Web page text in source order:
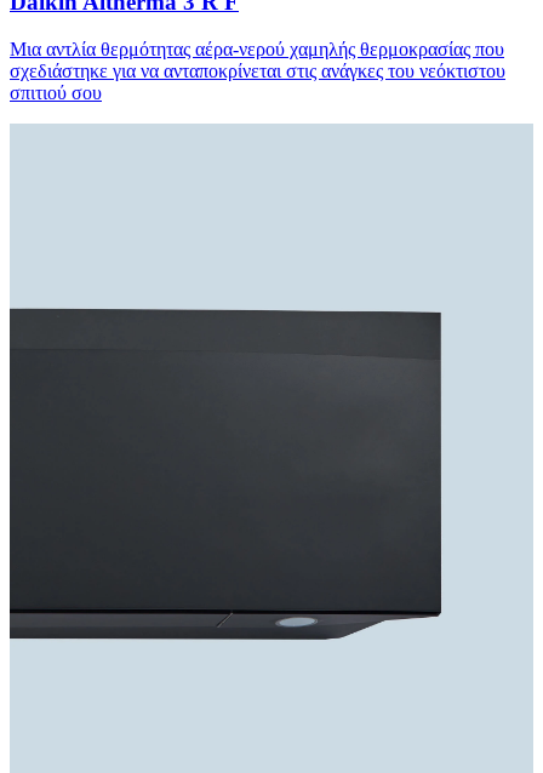
Μια αντλία θερμότητας αέρα-νερού χαμηλής θερμοκρασίας που
σχεδιάστηκε για να ανταποκρίνεται στις ανάγκες του νεόκτιστου
σπιτιού σου